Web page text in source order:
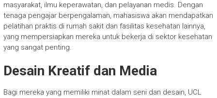
masyarakat, ilmu keperawatan, dan pelayanan medis. Dengan
tenaga pengajar berpengalaman, mahasiswa akan mendapatkan
pelatihan praktis di rumah sakit dan fasilitas kesehatan lainnya,
yang mempersiapkan mereka untuk bekerja di sektor kesehatan
yang sangat penting.
Desain Kreatif dan Media
Bagi mereka yang memiliki minat dalam seni dan desain, UCL